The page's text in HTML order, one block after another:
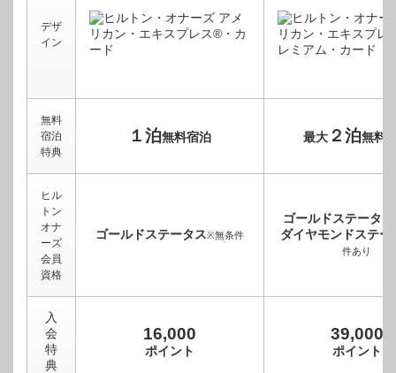
デザ
イン
無料
宿泊
特典
１泊無料宿泊 最大２泊無料
ヒル
トン
オナ
ーズ
会員
資格
ゴールドステータス※無条件
ゴールドステータス
ダイヤモンドステー
件あり
入
会
特
典
16,000
ポイント
39,000
ポイント